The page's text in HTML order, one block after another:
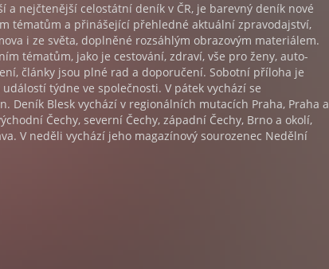
a nejčtenější celostátní deník v ČR, je barevný deník nové
tématům a přinášející přehledné aktuální zpravodajství,
i ze světa, doplněné rozsáhlým obrazovým materiálem.
tématům, jako je cestování, zdraví, vše pro ženy, auto-
články jsou plné rad a doporučení. Sobotní příloha je
týdne ve společnosti. V pátek vychází se
Deník Blesk vychází v regionálních mutacích Praha, Praha a
Čechy, severní Čechy, západní Čechy, Brno a okolí,
V neděli vychází jeho magazínový sourozenec Nedělní